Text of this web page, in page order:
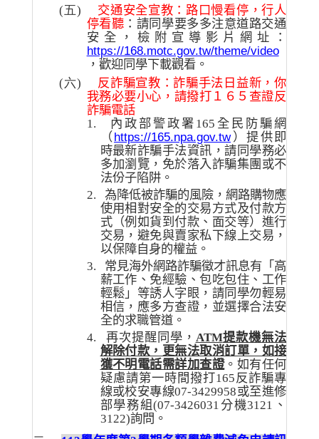
(五)
交通安全宣教：路口慢看停，行人
停看聽 ：請同學要多多注意道路交通
安全，檢附宣導影片網址：
https://168.motc.gov.tw/theme/video
，歡迎同學下載觀看。
(六)
反詐騙宣教：詐騙手法日益新，你
我務必要小心，請撥打１６５查證反
詐騙電話
1.
內政部警政署 165 全民防騙網
（ https://165.npa.gov.tw）提供即
時最新詐騙手法資訊，請同學務必
多加瀏覽，免於落入詐騙集團或不
法份子陷阱。
2.
為降低被詐騙的風險，網路購物應
使用相對安全的交易方式及付款方
式（例如貨到付款、面交等）進行
交易，避免與賣家私下線上交易，
以保障自身的權益。
3.
常見海外網路詐騙徵才訊息有「高
薪工作、免經驗、包吃包住、工作
輕鬆」等誘人字眼，請同學勿輕易
相信，應多方查證，並選擇合法安
全的求職管道。
4.
再次提醒同學， ATM提款機無法
解除付款，更無法取消訂單，如接
獲不明電話需詳加查證。如有任何
疑慮請第一時間撥打165 反詐騙專
線或校安專線07-3429958或至進修
部學務組(07-3426031 分機3121 、
3122)詢問。